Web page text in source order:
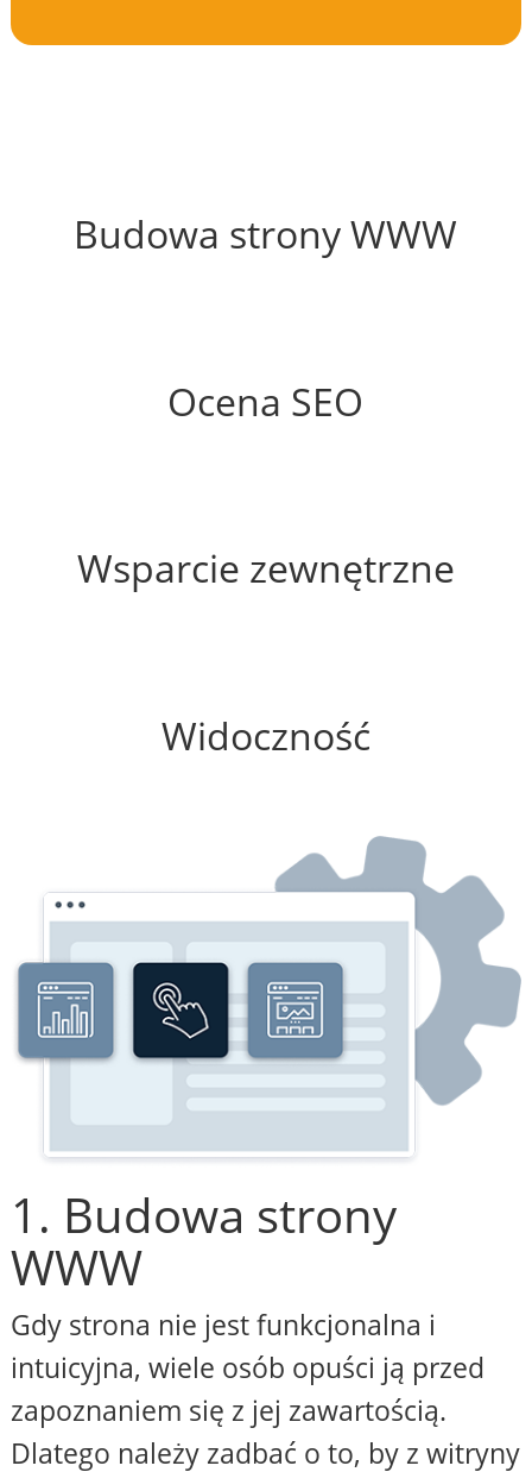
Budowa strony WWW
Ocena SEO
Wsparcie zewnętrzne
Widoczność
1. Budowa strony
WWW
Gdy strona nie jest funkcjonalna i
intuicyjna, wiele osób opuści ją przed
zapoznaniem się z jej zawartością.
Dlatego należy zadbać o to, by z witryny